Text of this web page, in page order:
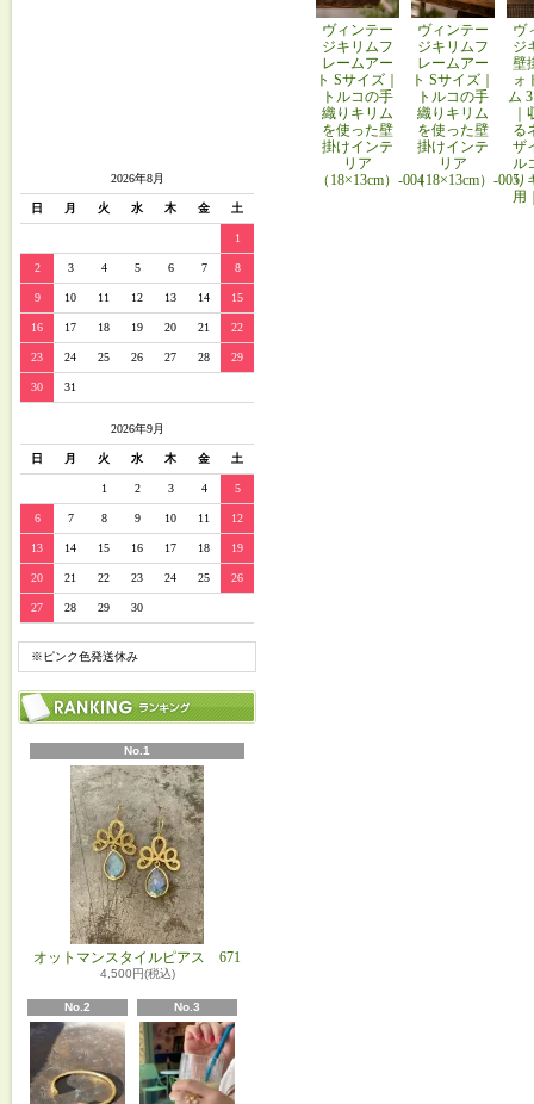
2026年8月
日 月 火 水 木 金 土
1
2 3 4 5 6 7 8
9 10 11 12 13 14 15
16 17 18 19 20 21 22
23 24 25 26 27 28 29
30 31
2026年9月
日 月 火 水 木 金 土
1 2 3 4 5
6 7 8 9 10 11 12
13 14 15 16 17 18 19
20 21 22 23 24 25 26
27 28 29 30
※ピンク色発送休み
No.1
オットマンスタイルピアス 671
4,500円(税込)
No.2 No.3
ヴィンテー
ジキリムフ
レームアー
ト Sサイズ｜
トルコの手
織りキリム
を使った壁
掛けインテ
リア
（18×13cm）-004
ヴィンテー
ジキリムフ
レームアー
ト Sサイズ｜
トルコの手
織りキリム
を使った壁
掛けインテ
リア
（18×13cm）-005
ヴ
ジ
壁
ォ
ム
る
ザ
ル
り
用